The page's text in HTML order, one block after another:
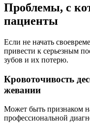
Проблемы, с
пациенты
Если не начать
привести к серьезным
зубов и их потерю.
Кровоточивость
жевании
Может быть признаком
профессиональной